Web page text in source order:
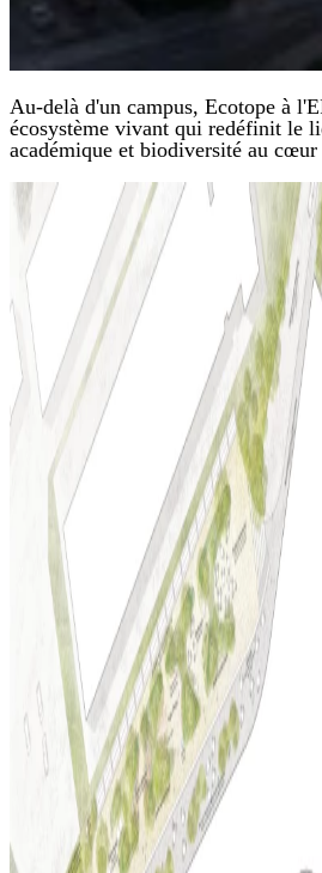
Au-delà d'un campus, Ecotope à
écosystème vivant qui redéfinit le
académique et biodiversité au